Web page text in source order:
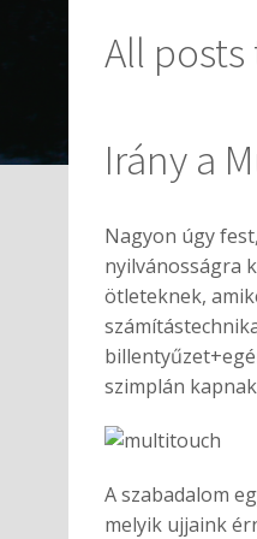
All
Irány a
Nagyon úgy
nyilvánosságra
ötleteknek,
szimplán
A szabadalom
melyik ujjaink